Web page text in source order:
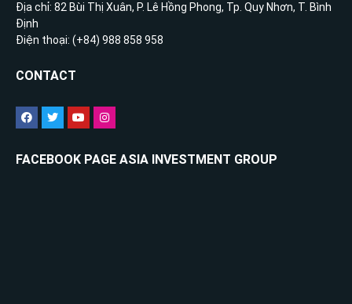
Địa chỉ: 82 Bùi Thị Xuân, P. Lê Hồng Phong, Tp. Quy Nhơn, T. Bình
Định
Điện thoại: (+84) 988 858 958
CONTACT
FACEBOOK PAGE ASIA INVESTMENT GROUP